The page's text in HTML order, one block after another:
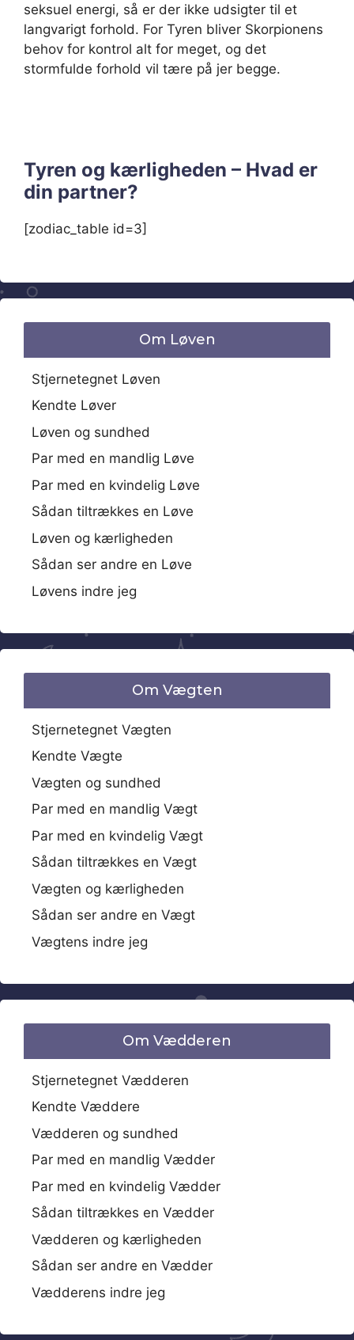
seksuel energi, så er der ikke udsigter til et
langvarigt forhold. For Tyren bliver Skorpionens
behov for kontrol alt for meget, og det
stormfulde forhold vil tære på jer begge.
Tyren og kærligheden – Hvad er
din partner?
[zodiac_table id=3]
Om Løven
Stjernetegnet Løven
Kendte Løver
Løven og sundhed
Par med en mandlig Løve
Par med en kvindelig Løve
Sådan tiltrækkes en Løve
Løven og kærligheden
Sådan ser andre en Løve
Løvens indre jeg
Om Vægten
Stjernetegnet Vægten
Kendte Vægte
Vægten og sundhed
Par med en mandlig Vægt
Par med en kvindelig Vægt
Sådan tiltrækkes en Vægt
Vægten og kærligheden
Sådan ser andre en Vægt
Vægtens indre jeg
Om Vædderen
Stjernetegnet Vædderen
Kendte Væddere
Vædderen og sundhed
Par med en mandlig Vædder
Par med en kvindelig Vædder
Sådan tiltrækkes en Vædder
Vædderen og kærligheden
Sådan ser andre en Vædder
Vædderens indre jeg